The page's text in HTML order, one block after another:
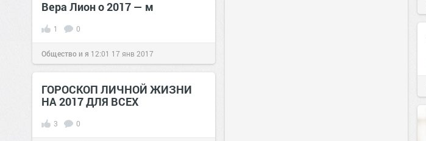
Вера Лион о 2017 — м
1 0
Общество и я 12:01 17 янв 2017
ГОРОСКОП ЛИЧНОЙ ЖИЗНИ
НА 2017 ДЛЯ ВСЕХ
3 0